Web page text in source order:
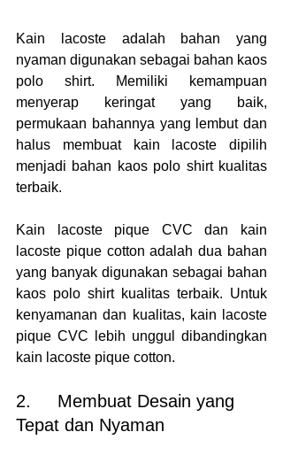
Kain lacoste adalah bahan yang
nyaman digunakan sebagai bahan kaos
polo shirt. Memiliki kemampuan
menyerap keringat yang baik,
permukaan bahannya yang lembut dan
halus membuat kain lacoste dipilih
menjadi bahan kaos polo shirt kualitas
terbaik.
Kain lacoste pique CVC dan kain
lacoste pique cotton adalah dua bahan
yang banyak digunakan sebagai bahan
kaos polo shirt kualitas terbaik. Untuk
kenyamanan dan kualitas, kain lacoste
pique CVC lebih unggul dibandingkan
kain lacoste pique cotton.
2.     Membuat Desain yang
Tepat dan Nyaman